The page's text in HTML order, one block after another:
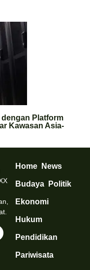
Platform
Kawasan Asia-
Home News
Budaya Politik
Ekonomi
Hukum
Pendidikan
Pariwisata